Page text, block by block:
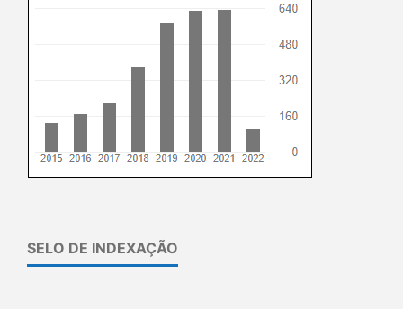
SELO DE INDEXAÇÃO